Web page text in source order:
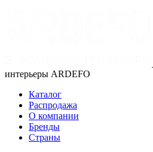
интерьеры ARDEFO
Каталог
Распродажа
О компании
Бренды
Страны